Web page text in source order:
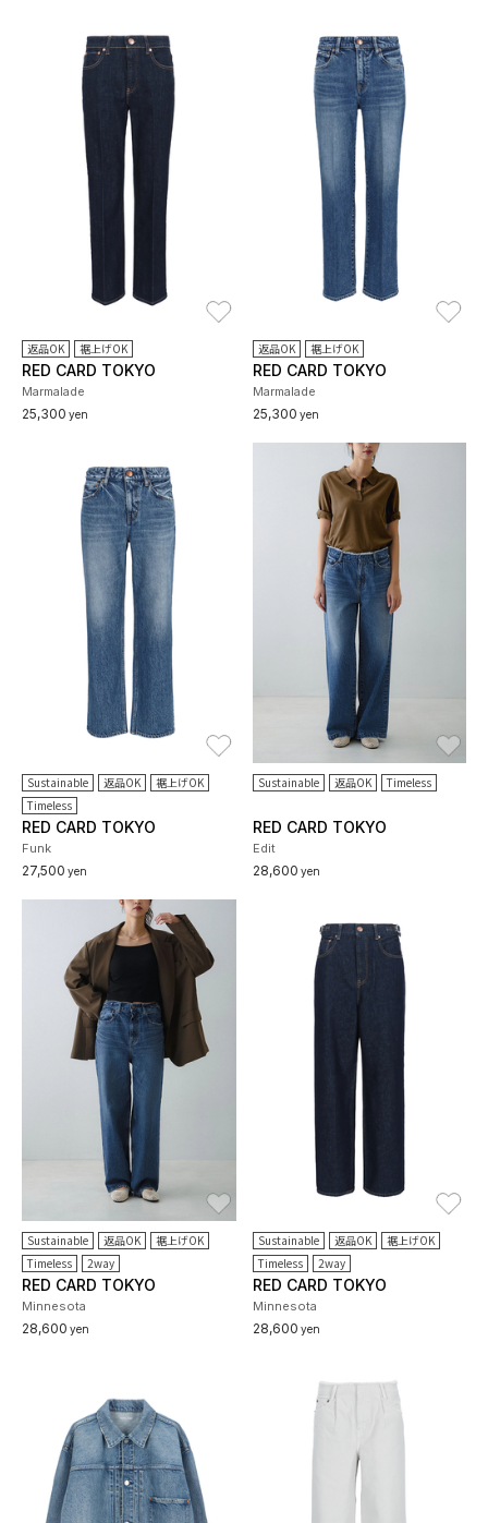
返品OK 裾上げOK
RED CARD TOKYO
Marmalade
25,300 yen
返品OK 裾上げOK
RED CARD TOKYO
Marmalade
25,300 yen
Sustainable 返品OK
裾上げOK
Timeless
RED CARD TOKYO
Funk
27,500 yen
Sustainable 返品OK Timeless
RED CARD TOKYO
Edit
28,600 yen
Sustainable 返品OK
裾上げOK
Timeless
2way
RED CARD TOKYO
Minnesota
28,600 yen
Sustainable 返品OK
裾上げOK
Timeless
2way
RED CARD TOKYO
Minnesota
28,600 yen